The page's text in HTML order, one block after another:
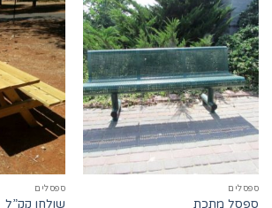
ספסלים
ספסל מתכת
ספסלים
שולחן קק”ל